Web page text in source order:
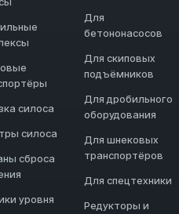
силоса
силоса
сброса
уровня
Для
бетононасосов
Для скиповых
подъёмников
Для дробильного
оборудования
Для шнековых
транспортёров
Для спецтехники
Редукторы и